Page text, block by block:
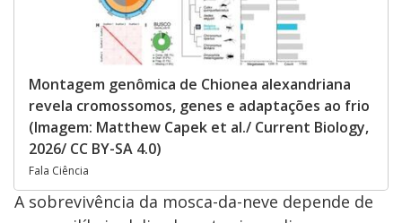
Montagem genômica de Chionea alexandriana
revela cromossomos, genes e adaptações ao frio
(Imagem: Matthew Capek et al./ Current Biology,
2026/ CC BY-SA 4.0)
Fala Ciência
A sobrevivência da mosca-da-neve depende de